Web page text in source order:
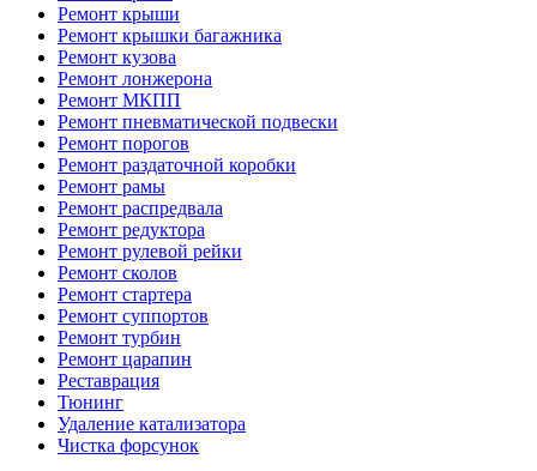
Ремонт крыши
Ремонт крышки багажника
Ремонт кузова
Ремонт лонжерона
Ремонт МКПП
Ремонт пневматической подвески
Ремонт порогов
Ремонт раздаточной коробки
Ремонт рамы
Ремонт распредвала
Ремонт редуктора
Ремонт рулевой рейки
Ремонт сколов
Ремонт стартера
Ремонт суппортов
Ремонт турбин
Ремонт царапин
Реставрация
Тюнинг
Удаление катализатора
Чистка форсунок